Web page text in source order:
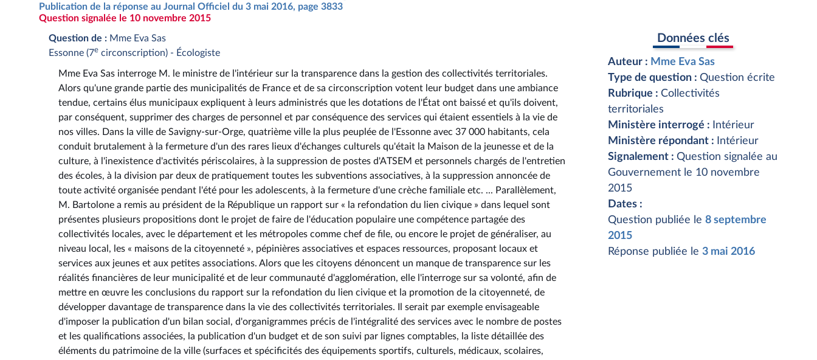
Publication de la réponse au Journal Officiel du 3 mai 2016, page 3833
Question signalée le 10 novembre 2015
Question de : Mme Eva Sas
Essonne (7e circonscription) - Écologiste
Mme Eva Sas interroge M. le ministre de l'intérieur sur la transparence dans la gestion des collectivités territoriales.
Alors qu'une grande partie des municipalités de France et de sa circonscription votent leur budget dans une ambiance
tendue, certains élus municipaux expliquent à leurs administrés que les dotations de l'État ont baissé et qu'ils doivent,
par conséquent, supprimer des charges de personnel et par conséquence des services qui étaient essentiels à la vie de
nos villes. Dans la ville de Savigny-sur-Orge, quatrième ville la plus peuplée de l'Essonne avec 37 000 habitants, cela
conduit brutalement à la fermeture d'un des rares lieux d'échanges culturels qu'était la Maison de la jeunesse et de la
culture, à l'inexistence d'activités périscolaires, à la suppression de postes d'ATSEM et personnels chargés de l'entretien
des écoles, à la division par deux de pratiquement toutes les subventions associatives, à la suppression annoncée de
toute activité organisée pendant l'été pour les adolescents, à la fermeture d'une crèche familiale etc. ... Parallèlement,
M. Bartolone a remis au président de la République un rapport sur « la refondation du lien civique » dans lequel sont
présentes plusieurs propositions dont le projet de faire de l'éducation populaire une compétence partagée des
collectivités locales, avec le département et les métropoles comme chef de file, ou encore le projet de généraliser, au
niveau local, les « maisons de la citoyenneté », pépinières associatives et espaces ressources, proposant locaux et
services aux jeunes et aux petites associations. Alors que les citoyens dénoncent un manque de transparence sur les
réalités financières de leur municipalité et de leur communauté d'agglomération, elle l'interroge sur sa volonté, afin de
mettre en œuvre les conclusions du rapport sur la refondation du lien civique et la promotion de la citoyenneté, de
développer davantage de transparence dans la vie des collectivités territoriales. Il serait par exemple envisageable
d'imposer la publication d'un bilan social, d'organigrammes précis de l'intégralité des services avec le nombre de postes
et les qualifications associées, la publication d'un budget et de son suivi par lignes comptables, la liste détaillée des
éléments du patrimoine de la ville (surfaces et spécificités des équipements sportifs, culturels, médicaux, scolaires,
Données clés
Auteur : Mme Eva Sas
Type de question : Question écrite
Rubrique : Collectivités
territoriales
Ministère interrogé :
Intérieur
Ministère répondant :
Intérieur
Signalement : Question signalée au
Gouvernement le 10 novembre
2015
Dates :
Question publiée le 8 septembre
2015
Réponse publiée le 3 mai 2016